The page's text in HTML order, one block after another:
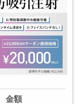
金額